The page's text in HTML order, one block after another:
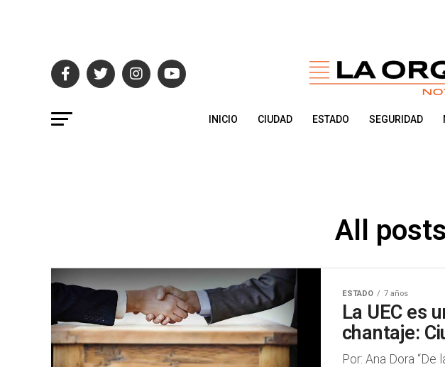
INICIO CIUDAD ESTADO SEGURIDAD
All
ESTADO 7 años
La UEC es
chantaje:
Por: Ana Dora “De